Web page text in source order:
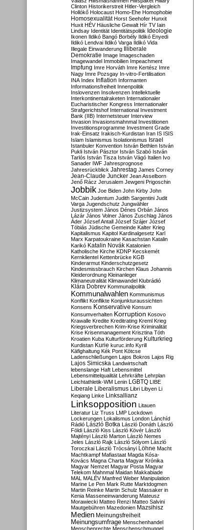
Clinton Historikerstreit Hitler-Vergleich
Hollókő Holocaust Homo-Ehe Homophobie
Homosexualität Horst Seehofer Hunxit
Huxit HÉV Häusliche Gewalt Hír TV Iain
Lindsay Identität Identitätspolitik Ideologie
Ikonen Ildikó Bangó Borbély Ildikó Enyedi
Ildikó Lendvai Ildikó Varga Ildikó Vida
Illegale Einwanderung Illiberale
Demokratie Image Imageschaden
Imagewandel Immobilien Impeachment
Impfung Imre Horváth Imre Kertész Imre
Nagy Imre Pozsgay In-vitro-Fertilisation
INA Index Inflation Informanten
Informationsfreiheit Innenpolitik
Inslovenzen Insolvenzen Intellektuelle
Interkontinentalraketen Internationaler
Eucharistischer Kongress Internationaler
Strafgerichtshof International Investment
Bank (IIB) Internetsteuer Interview
Invasion Invasionsmahnmal Investitionen
Investitionsprogramme Investment Grade
Irak-Einsatz Irakisch-Kurdistan Iran IS ISIS
Islam Islamismus Isolationismus Israel
Istanbuler Konvention István Bethlen István
Pukli István Pásztor István Szabó István
Tarlós István Tisza István Vágó Italien Ivo
Sanader IWF Jahresprognose
Jahresrückblick Jahrestag James Corney
Jean-Claude Juncker Jean Asselborn
Jenő Rácz Jerusalem Jewgeni Prigoschin
Jobbik Joe Biden John Kirby John
McCain Judentum Judith Sargentini Judit
Varga Jugendschutz Jungwähler
Justizsystem János Dénes Orbán János
Lázár János Volner János Zuschlag János
Áder József Antall József Szájer József
Tóbiás Jüdische Gemeinde Kalter Krieg
Kapitalismus Kapitol Kardinalgesetz Karl
Marx Karpatoukraine Kasachstan Katalin
Karikó Katalin Novák Katalonien
Katholische Kirche KDNP Kecskemét
Kernklientel Kettenbrücke KGB
Kinderarmut Kinderschutzgesetz
Kindesmissbrauch Kirchen Klaus Johannis
Kleiderordnung Kleinanleger
Klimaneutralität Klimawandel Klubrádió
Klára Dobrev Kommunalpolitik
Kommunalwahlen Kommunismus
Konflikt Konflikte Konjunkturaussichten
Konsens Konservative Konsum
Konsumverhalten Korruption Kosovo
Krawalle Kredite Kreditrating Kreml Krieg
Kriegsverbrechen Krim-Krise Kriminalität
Krise Krisenmanagement Krisztina Tóth
Kroatien Kuba Kulturförderung Kulturkrieg
Kurdistan Kurie kuruc.info Kyrill
Käfighaltung Kék Pont Kötcse
Ladenschließungen Lajos Bokros Lajos Rig
Lajos Simicska Landwirtschaft
lebenslange Haft Lebensmittel
Lebensmittelqualität Lehrkräfte Lehrplan
Leichtathletik-WM Lenin LGBTQ LIBE
Liberale Liberalismus Libri Libyen Li
Keqiang Linke Linksallianz
Linksopposition Litauen
Literatur Liz Truss LMP Lockdown
Lockerungen Lokalismus London Lánchíd
Rádió
László Botka László Donáth László
Földi László Kiss László Kövér László
Majtényi László Marton László Nemes
Jeles László Rajk László Sólyom László
Toroczkai László Trócsányi Löhne Macht
Machtkampf Mafiastaat Magda Kósa-
Kovács Magna Charta Magyar Krónika
Magyar Nemzet Magyar Posta Magyar
Telekom Mahnmal Maidan Makkabiade
MAL MALÉV Manfred Weber Manipulation
Marine Le Pen Mark Rutte Marktdogmen
Martin Reinke Martin Schulz Massaker in
Kenia Masseneinwanderung Mateusz
Morawiecki Matteo Renzi Matteo Salvini
Mautgebühren Mazedonien Mazsihisz
Medien Meinungsfreiheit
Meinungsumfrage Menschenhandel
Menschenrechte Menschenschmuggel